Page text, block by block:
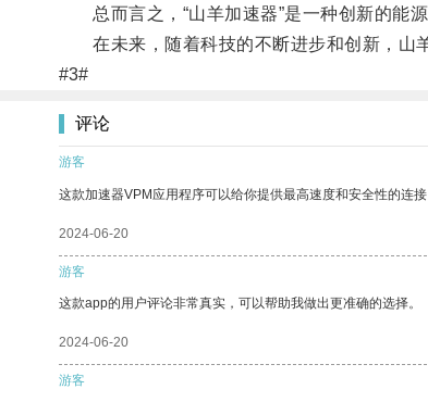
总而言之，“山羊加速器”是一种创新的能源
在未来，随着科技的不断进步和创新，山
#3#
评论
游客
这款加速器VPM应用程序可以给你提供最高速度和安全性的连
2024-06-20
游客
这款app的用户评论非常真实，可以帮助我做出更准确的选择。
2024-06-20
游客